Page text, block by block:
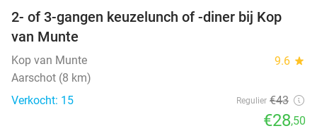
34%
2- of 3-gangen keuzelunch of -diner bij Kop
van Munte
Kop van Munte 9.6 star
Aarschot (8 km)
Verkocht: 15
Regulier €43
€28,50